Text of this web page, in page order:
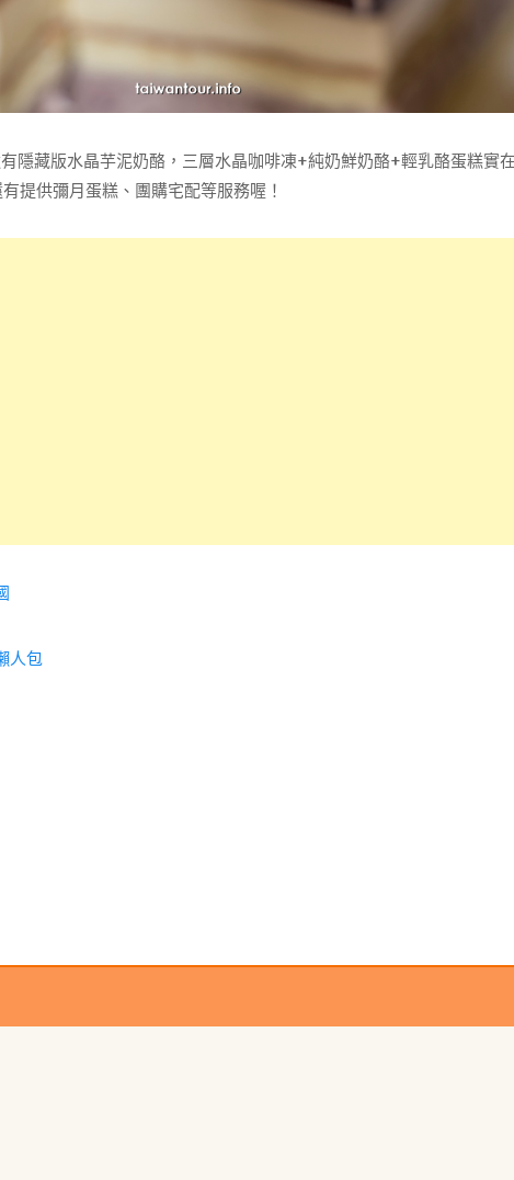
隱藏版水晶芋泥奶酪，三層水晶咖啡凍+純奶鮮奶酪+輕乳酪蛋糕實
提供彌月蛋糕、團購宅配等服務喔！
人包